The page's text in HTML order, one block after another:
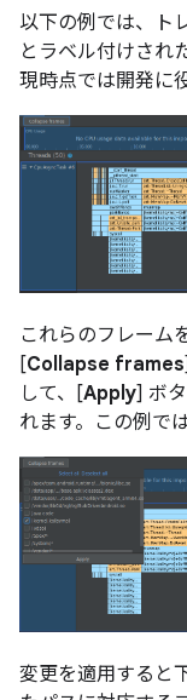
以下の例では、ト
とラベル付けされ
現時点では開発に
これらのフレーム
[Collapse frames
して、[Apply] ボ
れます。この例で
変更を適用すると